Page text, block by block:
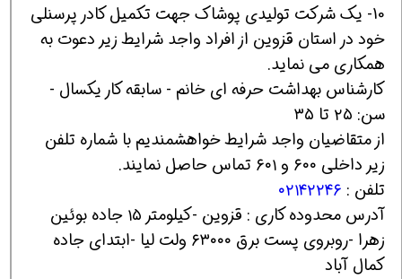
10- یک شرکت تولیدی پوشاک جهت تکمیل کادر پرسنلی
خود در استان قزوین از افراد واجد شرایط زیر دعوت به
همکاری می نماید.
کارشناس بهداشت حرفه ای خانم - سابقه کار یکسال -
سن: ۲۵ تا ۳۵
از متقاضیان واجد شرایط خواهشمندیم با شماره تلفن‌
زیر داخلی ۶۰۰ و ۶۰۱ تماس حاصل نمایند.
تلفن : ۰۲۱۴۲۲۴۶
آدرس محدوده کاری : قزوین -کیلومتر ۱۵ جاده بوئین
زهرا -روبروی پست برق ۶۳۰۰۰ ولت لیا -ابتدای جاده
کمال آباد